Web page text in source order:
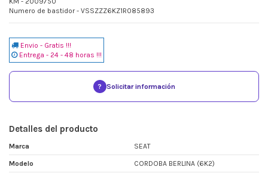
Numero de bastidor - VSSZZZ6KZ1R085893
Envio - Gratis !!!
Entrega - 24 - 48 horas !!!
? Solicitar información
Detalles del producto
Marca SEAT
Modelo CORDOBA BERLINA (6K2)